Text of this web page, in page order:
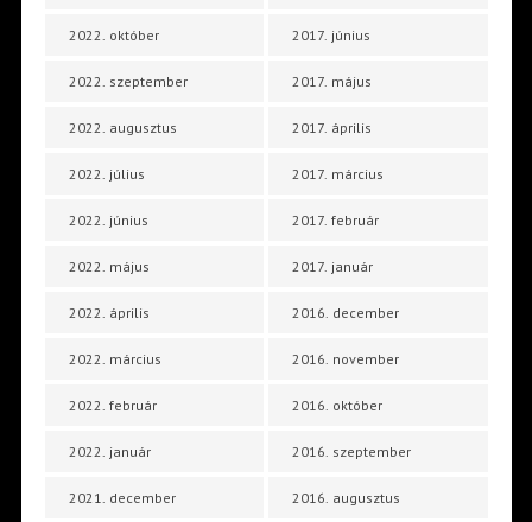
2022. október
2022. szeptember
2022. augusztus
2022. július
2022. június
2022. május
2022. április
2022. március
2022. február
2022. január
2021. december
2017. június
2017. május
2017. április
2017. március
2017. február
2017. január
2016. december
2016. november
2016. október
2016. szeptember
2016. augusztus